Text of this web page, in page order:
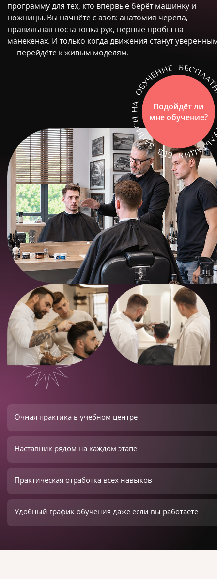
программу для тех, кто впервые берёт машинку и
ножницы. Вы начнёте с азов: анатомия черепа,
правильная постановка рук, первые пробы на
манекенах. И только когда движения станут
— перейдёте к живым моделям.
Подойдёт ли
мне обучение?
Очная практика в учебном центре
Наставник рядом на каждом этапе
Практическая отработка всех навыков
Удобный график обучения даже если вы работаете